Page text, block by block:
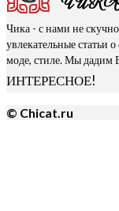
Чика - с нами не
увлекательные статьи
моде, стиле. Мы дадим
ИНТЕРЕСНОЕ!
© Chicat.ru